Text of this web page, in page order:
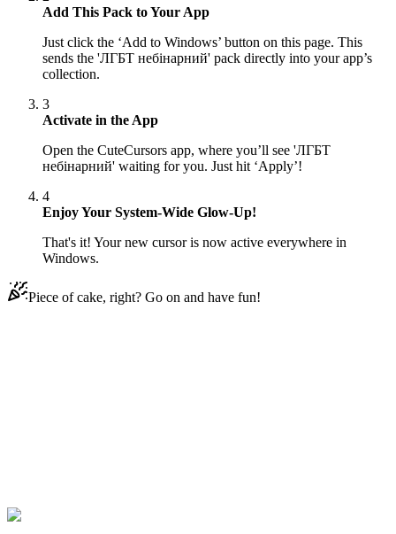
Add This Pack to Your App
Just click the ‘Add to Windows’ button on this page. This
sends the 'ЛГБТ небінарний' pack directly into your app’s
collection.
3
Activate in the App
Open the CuteCursors app, where you’ll see 'ЛГБТ
небінарний' waiting for you. Just hit ‘Apply’!
4
Enjoy Your System-Wide Glow-Up!
That's it! Your new cursor is now active everywhere in
Windows.
Piece of cake, right? Go on and have fun!
ЛГБТК